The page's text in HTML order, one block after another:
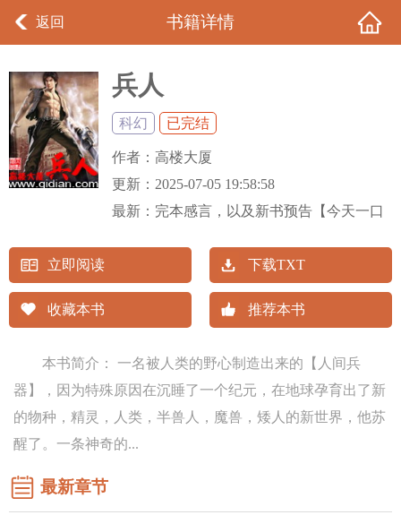
返回 书籍详情
兵人
科幻 已完结
作者： 高楼大厦
更新： 2025-07-05 19:58:58
最新： 完本感言，以及新书预告【今天一口
立即阅读
下载TXT
收藏本书 推荐本书
本书简介： 一名被人类的野心制造出来的【人间兵
器】，因为特殊原因在沉睡了一个纪元，在地球孕育出了新
的物种，精灵，人类，半兽人，魔兽，矮人的新世界，他苏
醒了。一条神奇的...
最新章节